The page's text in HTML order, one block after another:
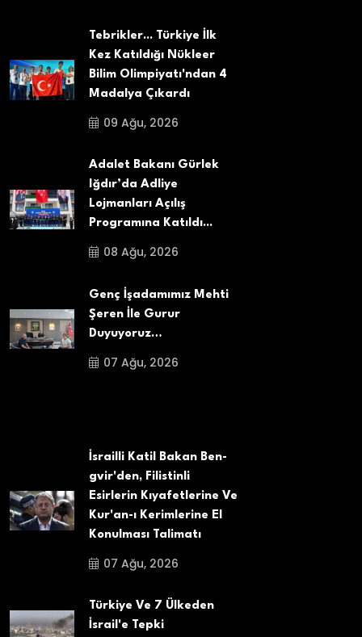
Tebrikler... Türkiye İlk
Kez Katıldığı Nükleer
Bilim Olimpiyatı'ndan 4
Madalya Çıkardı
09 Ağu, 2026
Adalet Bakanı Gürlek
Iğdır’da Adliye
Lojmanları Açılış
Programına Katıldı...
08 Ağu, 2026
Genç İşadamımız Mehti
Şeren İle Gurur
Duyuyoruz…
07 Ağu, 2026
İsrailli Katil Bakan Ben-
gvir'den, Filistinli
Esirlerin Kıyafetlerine Ve
Kur'an-ı Kerimlerine El
Konulması Talimatı
07 Ağu, 2026
Türkiye Ve 7 Ülkeden
İsrail'e Tepki